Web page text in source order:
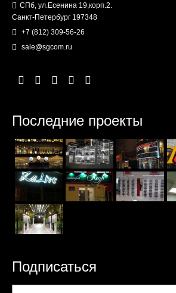
СПб, ул.Есенина 19,корп.2.
Санкт-Петербург 197348
+7 (812) 309-56-26
sale@sgcom.ru
Последние проекты
Подписаться